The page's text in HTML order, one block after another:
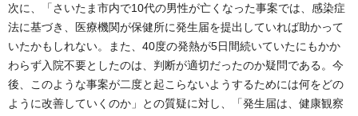
次に、「さいたま市内で10代の男性が亡くなった事案では、感染症
法に基づき、医療機関が保健所に発生届を提出していれば助かって
いたかもしれない。また、40度の発熱が5日間続いていたにもかか
わらず入院不要としたのは、判断が適切だったのか疑問である。今
後、このような事案が二度と起こらないようするためには何をどの
ように改善していくのか」との質疑に対し、「発生届は、健康観察